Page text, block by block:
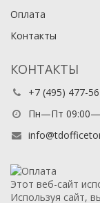
Оплата
Контакты
КОНТАКТЫ
+7 (495) 477-
Пн—Пт
Этот веб-сайт
Используя сайт,